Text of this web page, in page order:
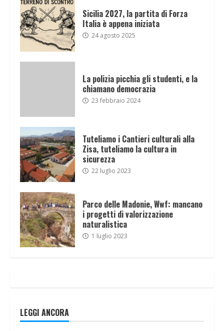
Sicilia 2027, la partita di Forza
Italia è appena iniziata
24 agosto 2025
La polizia picchia gli studenti, e la
chiamano democrazia
23 febbraio 2024
Tuteliamo i Cantieri culturali alla
Zisa, tuteliamo la cultura in
sicurezza
22 luglio 2023
Parco delle Madonie, Wwf: mancano
i progetti di valorizzazione
naturalistica
1 luglio 2023
LEGGI ANCORA